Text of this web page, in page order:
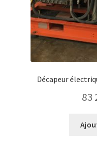
Décapeur
83